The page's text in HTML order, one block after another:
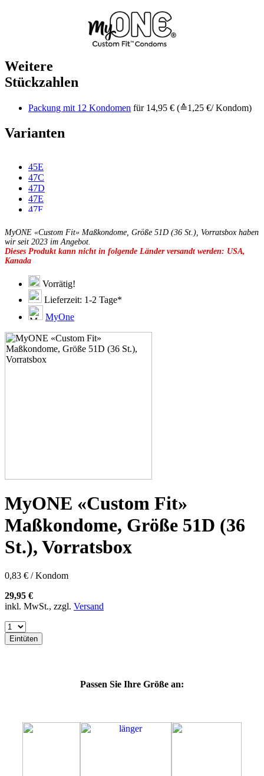
Weitere
Stückzahlen
Packung mit 12 Kondomen für 14,95 € (≙1,25 €/ Kondom)
Varianten
45E
47C
47D
47E
47F
49D
49E
49F
49G
51C
51E
51F
51G
51H
53D
53E
53F
57H
57K
60E
60F
60G
60H
60K
60L
64E
64F
64L
64M
MyONE «Custom Fit» Maßkondome, Größe 51D (36 St.), Vorratsbox haben
wir seit 2023 im Angebot.
Dieses Produkt kann nicht in folgende Länder versandt werden: USA,
Kanada
Vorrätig!
Lieferzeit: 1-2 Tage*
MyOne
MyONE «Custom Fit»
Maßkondome, Größe 51D (36
St.), Vorratsbox
0,83 € / Kondom
29,95 €
inkl. MwSt., zzgl. Versand
Eintüten
Passen Sie Ihre Größe an: